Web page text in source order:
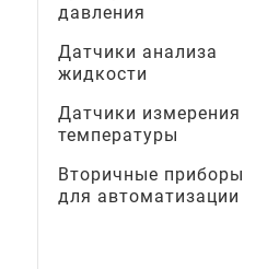
давления
Датчики анализа
жидкости
Датчики измерения
температуры
Вторичные приборы
для автоматизации